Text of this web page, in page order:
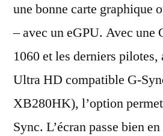
une bonne carte graphique
– avec un eGPU. Avec une
1060 et les derniers pilotes,
Ultra HD compatible G-
XB280HK), l’option
Sync. L’écran passe bien